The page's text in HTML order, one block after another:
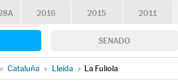
2016 2015 2011
SENADO
» Cataluña » Lleida » La Fuliola